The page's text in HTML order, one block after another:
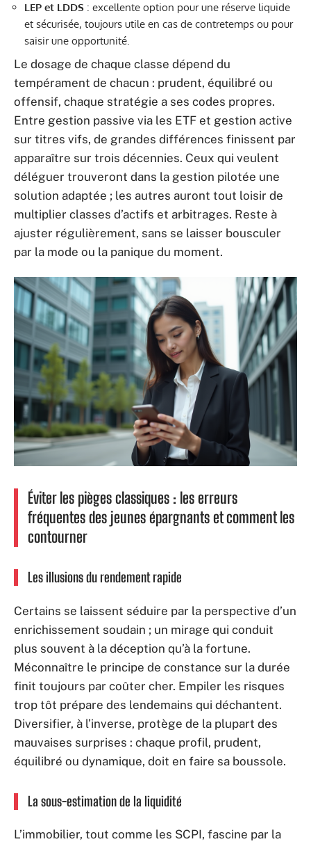
LEP et LDDS : excellente option pour une réserve liquide
et sécurisée, toujours utile en cas de contretemps ou pour
saisir une opportunité.
Le dosage de chaque classe dépend du
tempérament de chacun : prudent, équilibré ou
offensif, chaque stratégie a ses codes propres.
Entre gestion passive via les ETF et gestion active
sur titres vifs, de grandes différences finissent par
apparaître sur trois décennies. Ceux qui veulent
déléguer trouveront dans la gestion pilotée une
solution adaptée ; les autres auront tout loisir de
multiplier classes d’actifs et arbitrages. Reste à
ajuster régulièrement, sans se laisser bousculer
par la mode ou la panique du moment.
Éviter les pièges classiques : les erreurs
fréquentes des jeunes épargnants et comment les
contourner
Les illusions du rendement rapide
Certains se laissent séduire par la perspective d’un
enrichissement soudain ; un mirage qui conduit
plus souvent à la déception qu’à la fortune.
Méconnaître le principe de constance sur la durée
finit toujours par coûter cher. Empiler les risques
trop tôt prépare des lendemains qui déchantent.
Diversifier, à l’inverse, protège de la plupart des
mauvaises surprises : chaque profil, prudent,
équilibré ou dynamique, doit en faire sa boussole.
La sous-estimation de la liquidité
L’immobilier, tout comme les SCPI, fascine par la